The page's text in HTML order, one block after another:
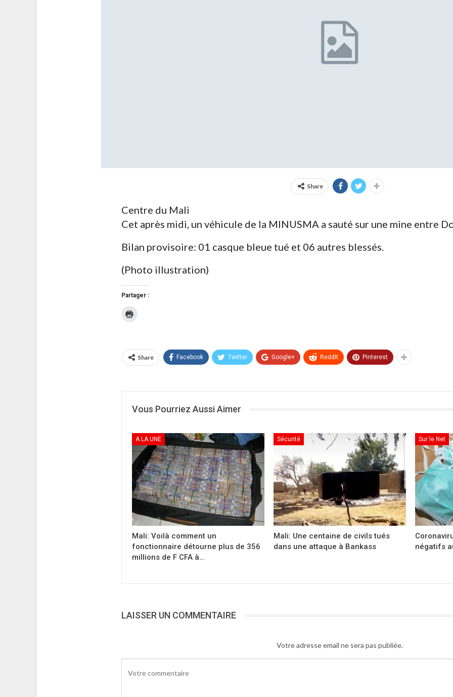
Share
Centre du Mali
Cet après midi, un véhicule de la MINUSMA a sauté sur une mine entre
Bilan provisoire: 01 casque bleue tué et 06 autres blessés.
(Photo illustration)
Partager :
fenêtre)
Share Facebook Twitter Google+ ReddIt Pinterest
Vous Pourriez Aussi Aimer
A LA UNE
Mali: Voilà comment un
fonctionnaire détourne plus de 356
millions de F CFA à…
Sécurité
Mali: Une centaine de civils tués
dans une attaque à Bankass
Sur le Net
négatifs
LAISSER UN COMMENTAIRE
Votre adresse email ne sera pas publiée.